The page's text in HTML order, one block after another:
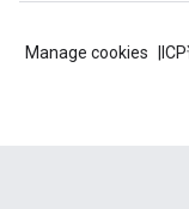
Manage cookies